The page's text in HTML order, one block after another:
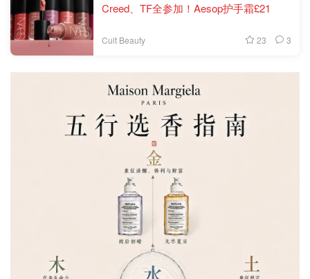
Creed、TF全参加！Aesop护手霜£21
Cult Beauty 23 3